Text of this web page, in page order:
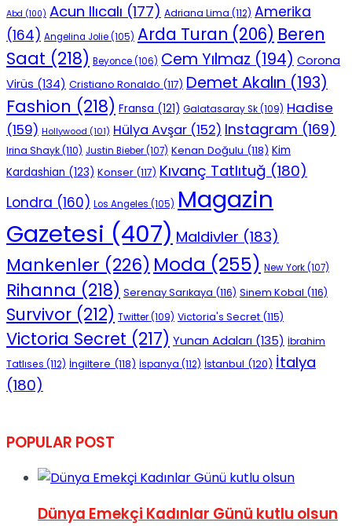
Abd (100) Acun Ilıcalı (177) Adriana Lima (112) Amerika
(164) Angelina Jolie(105) Arda Turan (206) Beren
Saat (218) Beyonce(106) Cem Yılmaz (194) Corona
Virüs (134) Cristiano Ronaldo (117) Demet Akalın (193)
Fashion (218) Fransa (121) Galatasaray Sk(109) Hadise
(159) Hollywood (101) Hülya Avşar (152) Instagram (169)
Irina Shayk(110) Justin Bieber(107) Kenan Doğulu (118) Kim
Kardashian (123) Konser (117) Kıvanç Tatlıtuğ (180)
Londra (160) Los Angeles (105) Magazin
Gazetesi (407) Maldivler (183)
Mankenler (226) Moda (255) New York(107)
Rihanna (218) Serenay Sarıkaya (116) Sinem Kobal (116)
Survivor (212) Twitter(109) Victoria's Secret (115)
Victoria Secret (217) Yunan Adaları (135) İbrahim
Tatlıses (112) İngiltere (118) İspanya (112) İstanbul (120) İtalya
(180)
POPULAR POST
Dünya Emekçi Kadınlar Günü kutlu olsun